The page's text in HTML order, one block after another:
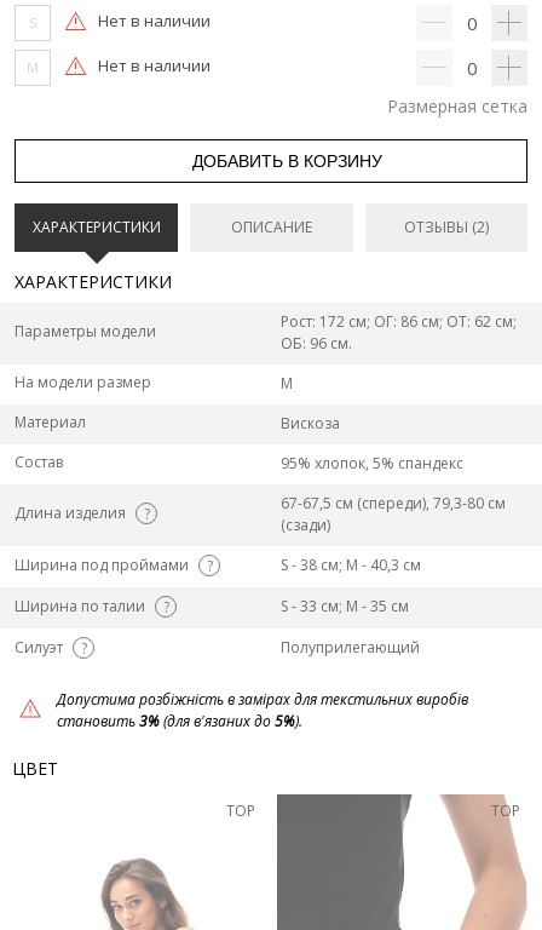
S Нет в наличии 0
M Нет в наличии 0
Размерная сетка
ДОБАВИТЬ В КОРЗИНУ
ХАРАКТЕРИСТИКИ ОПИСАНИЕ ОТЗЫВЫ (2)
ХАРАКТЕРИСТИКИ
Параметры модели
Рост: 172 см; ОГ: 86 см; ОТ: 62 см;
ОБ: 96 см.
На модели размер
M
Материал
Вискоза
Состав
95% хлопок, 5% спандекс
Длина изделия ?
67-67,5 см (спереди), 79,3-80 см
(сзади)
Ширина под проймами
?
S - 38 см; M - 40,3 см
Ширина по талии
?
S - 33 см; M - 35 см
Силуэт
? Полуприлегающий
Допустима розбіжність в замірах для текстильних виробів
становить3%(для в'язаних до5%).
ЦВЕТ
TOP TOP